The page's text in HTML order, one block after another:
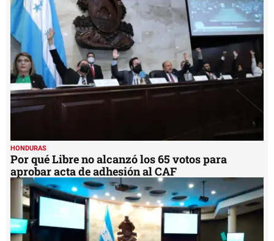
HONDURAS
Por qué Libre no alcanzó los 65 votos para
aprobar acta de adhesión al CAF